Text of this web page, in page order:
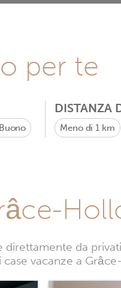
per te
DISTANZA
Meno di 1 km
da
vacanze a